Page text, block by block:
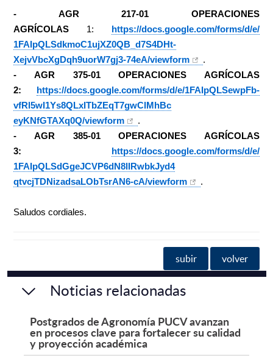
- AGR 217-01 OPERACIONES
AGRÍCOLAS
1: https://docs.google.com/forms/d/e/
1FAIpQLSdkmoC1ujXZ0QB_d7S4DHt-
XejvVbcXgDqh9uorW7gj3-74eA/viewform
.
- AGR 375-01 OPERACIONES AGRÍCOLAS
2:
https://docs.google.com/forms/d/e/1FAIpQLSewpFb-
vfRl5wI1Ys8QLxITbZEqT7gwClMhBc
eyKNfGTAXq0Q/viewform
.
- AGR 385-01 OPERACIONES AGRÍCOLAS
3:
https://docs.google.com/forms/d/e/
1FAIpQLSdGgeJCVP6dN8lIRwbkJyd4
qtvcjTDNizadsaLObTsrAN6-cA/viewform .
Saludos cordiales.
subir volver
Noticias relacionadas
Postgrados de Agronomía PUCV avanzan
en procesos clave para fortalecer su calidad
y proyección académica